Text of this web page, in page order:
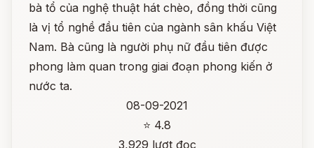
bà tổ của nghệ thuật hát chèo, đồng thời cũng
là vị tổ nghề đầu tiên của ngành sân khấu Việt
Nam. Bà cũng là người phụ nữ đầu tiên được
phong làm quan trong giai đoạn phong kiến ở
nước ta.
08-09-2021
⭐ 4.8
3,929 lượt đọc